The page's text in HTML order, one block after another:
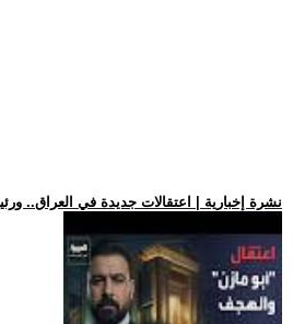
.. نشرة إخبارية | اعتقالات جديدة في العراق..